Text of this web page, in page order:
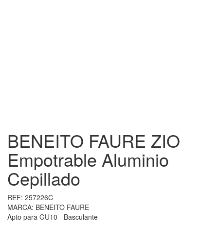
BENEITO FAURE ZIO
Empotrable Aluminio
Cepillado
REF: 257226C
MARCA: BENEITO FAURE
Apto para GU10 - Basculante